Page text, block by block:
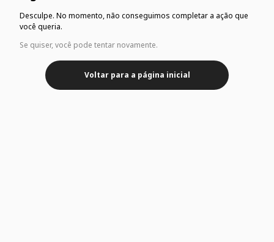
Desculpe. No momento, não conseguimos completar a ação que
você queria.
Se quiser, você pode tentar novamente.
Voltar para a página inicial